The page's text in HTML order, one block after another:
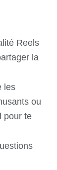
Reels
la
les
ou
pour te